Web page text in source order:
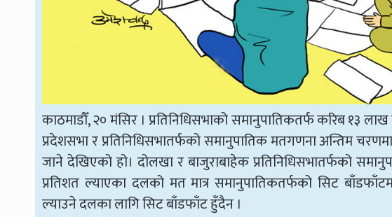
काठमाडौँ, २० मंसिर । प्रतिनिधिसभाको समानुपातिकतर्फ करिब १३
प्रदेशसभा र प्रतिनिधिसभातर्फको समानुपातिक मतगणना अन्तिम
जाने देखिएको हो। दोलखा र बाजुराबाहेक प्रतिनिधिसभातर्फको
प्रतिशत ल्याएका दलको मत मात्र समानुपातिकतर्फको सिट
ल्याउने दलका लागि सिट बाँडफाँट हुँदैन ।